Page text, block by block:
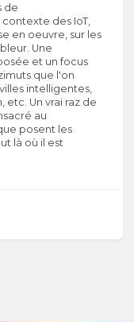
de
des IoT,
en oeuvre, sur les
Une
et un focus
que l'on
intelligentes,
etc. Un vrai raz de
au
posent les
là où il est